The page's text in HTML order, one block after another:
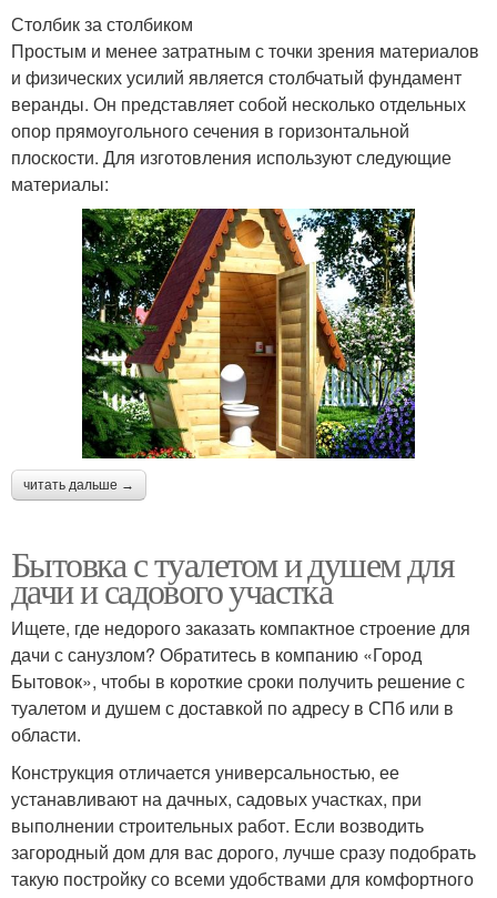
Столбик за столбиком
Простым и менее затратным с точки зрения материалов
и физических усилий является столбчатый фундамент
веранды. Он представляет собой несколько отдельных
опор прямоугольного сечения в горизонтальной
плоскости. Для изготовления используют следующие
материалы:
читать дальше →
Бытовка с туалетом и душем для
дачи и садового участка
Ищете, где недорого заказать компактное строение для
дачи с санузлом? Обратитесь в компанию «Город
Бытовок», чтобы в короткие сроки получить решение с
туалетом и душем с доставкой по адресу в СПб или в
области.
Конструкция отличается универсальностью, ее
устанавливают на дачных, садовых участках, при
выполнении строительных работ. Если возводить
загородный дом для вас дорого, лучше сразу подобрать
такую постройку со всеми удобствами для комфортного